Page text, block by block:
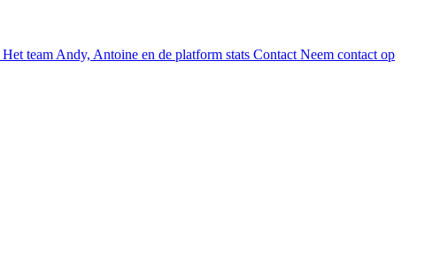
Het team Andy, Antoine en de platform stats Contact Neem contact op